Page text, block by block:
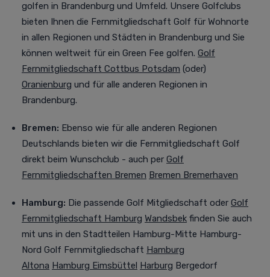
golfen in Brandenburg und Umfeld. Unsere Golfclubs
bieten Ihnen die Fernmitgliedschaft Golf für Wohnorte
in allen Regionen und Städten in Brandenburg und Sie
können weltweit für ein Green Fee golfen. Golf
Fernmitgliedschaft Cottbus Potsdam (oder)
Oranienburg und für alle anderen Regionen in
Brandenburg.
Bremen: Ebenso wie für alle anderen Regionen
Deutschlands bieten wir die Fernmitgliedschaft Golf
direkt beim Wunschclub - auch per Golf
Fernmitgliedschaften Bremen Bremen Bremerhaven
Hamburg: Die passende Golf Mitgliedschaft oder Golf
Fernmitgliedschaft Hamburg Wandsbek finden Sie auch
mit uns in den Stadtteilen Hamburg-Mitte Hamburg-
Nord Golf Fernmitgliedschaft Hamburg
Altona Hamburg Eimsbüttel Harburg Bergedorf